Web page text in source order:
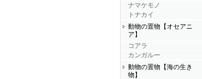
ナマケモノ
トナカイ
動物の置物【オセアニ
ア】
コアラ
カンガルー
動物の置物【海の生き
物】